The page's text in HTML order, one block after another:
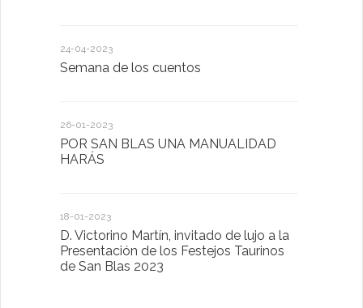
24-04-2023
Semana de los cuentos
26-01-2023
POR SAN BLAS UNA MANUALIDAD
HARÁS
18-01-2023
D. Victorino Martín, invitado de lujo a la
Presentación de los Festejos Taurinos
de San Blas 2023